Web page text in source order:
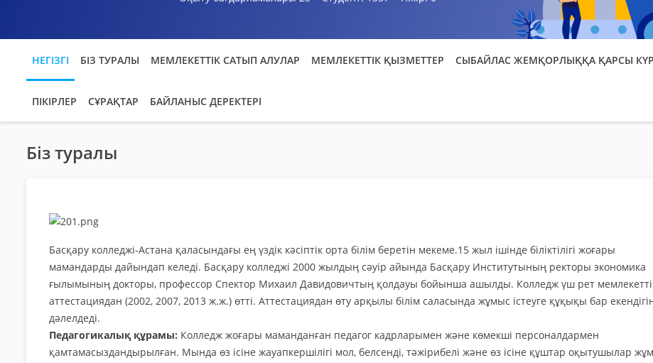
НЕГІЗГІ БІЗ ТУРАЛЫ МЕМЛЕКЕТТІК САТЫП АЛУЛАР МЕМЛЕКЕТТІК ҚЫЗМЕТТЕР СЫБАЙЛАС ЖЕМҚОРЛЫҚҚА ҚАРСЫ
ПІКІРЛЕР СҰРАҚТАР БАЙЛАНЫС ДЕРЕКТЕРІ
Біз туралы
Басқару колледжі-Астана қаласындағы ең үздік кәсіптік орта білім беретін мекеме.15 жыл ішінде біліктілігі жоғары
мамандарды дайындап келеді. Басқару колледжі 2000 жылдың сәуір айында Басқару Институтының ректоры экономика
ғылымының докторы, профессор Спектор Михаил Давидовичтың қолдауы бойынша ашылды. Колледж үш рет
аттестациядан (2002, 2007, 2013 ж.ж.) өтті. Аттестациядан өту арқылы білім саласында жұмыс істеуге құқықы бар
дәлелдеді.
Педагогикалық құрамы: Колледж жоғары маманданған педагог кадрларымен және көмекші персоналдармен
қамтамасыздандырылған. Мында өз ісіне жауапкершілігі мол, белсенді, тәжірибелі және өз ісіне құштар оқытушылар